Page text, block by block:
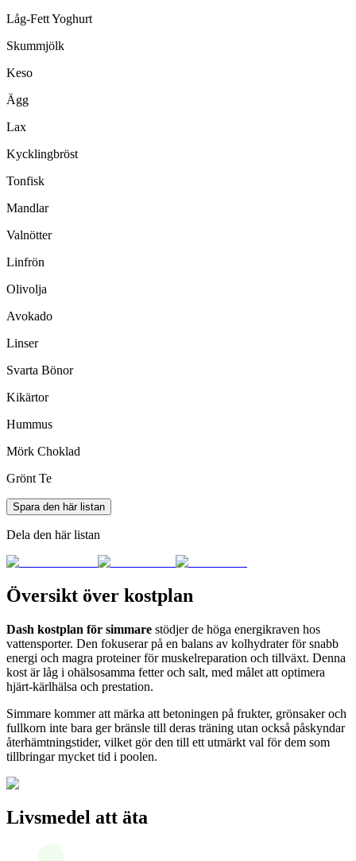
Låg-Fett Yoghurt
Skummjölk
Keso
Ägg
Lax
Kycklingbröst
Tonfisk
Mandlar
Valnötter
Linfrön
Olivolja
Avokado
Linser
Svarta Bönor
Kikärtor
Hummus
Mörk Choklad
Grönt Te
Spara den här listan
Dela den här listan
Översikt över kostplan
Dash kostplan för simmare stödjer de höga energikraven hos
vattensporter. Den fokuserar på en balans av kolhydrater för snabb
energi och magra proteiner för muskelreparation och tillväxt. Denna
kost är låg i ohälsosamma fetter och salt, med målet att optimera
hjärt-kärlhälsa och prestation.
Simmare kommer att märka att betoningen på frukter, grönsaker och
fullkorn inte bara ger bränsle till deras träning utan också påskyndar
återhämtningstider, vilket gör den till ett utmärkt val för dem som
tillbringar mycket tid i poolen.
Livsmedel att äta